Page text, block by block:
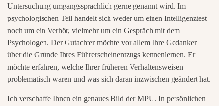
Untersuchung umgangssprachlich gerne genannt wird. Im
psychologischen Teil handelt sich weder um einen Intelligenztest
noch um ein Verhör, vielmehr um ein Gespräch mit dem
Psychologen. Der Gutachter möchte vor allem Ihre Gedanken
über die Gründe Ihres Führerscheinentzugs kennenlernen. Er
möchte erfahren, welche Ihrer früheren Verhaltensweisen
problematisch waren und was sich daran inzwischen geändert hat.
Ich verschaffe Ihnen ein genaues Bild der MPU. In persönlichen